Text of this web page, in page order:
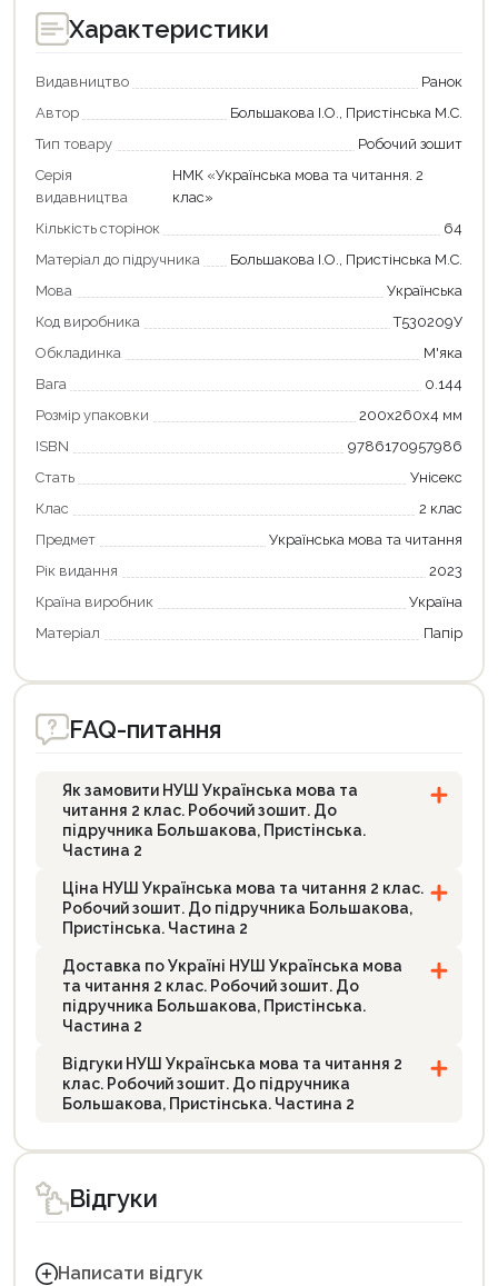
Характеристики
Видавництво
Ранок
Автор
Большакова І.О., Пристінська М.С.
Тип товару
Робочий зошит
Серія
видавництва
НМК «Українська мова та читання. 2
клас»
Кількість сторінок
64
Матеріал до підручника
Большакова І.О., Пристінська М.С.
Мова
Українська
Код виробника
Т530209У
Обкладинка
М'яка
Вага
0.144
Розмір упаковки
200х260х4 мм
ISBN
9786170957986
Стать
Унісекс
Клас
2 клас
Предмет
Українська мова та читання
Рік видання
2023
Країна виробник
Україна
Матеріал
Папір
FAQ-питання
Як замовити НУШ Українська мова та
читання 2 клас. Робочий зошит. До
підручника Большакова, Пристінська.
Частина 2
Ціна НУШ Українська мова та читання 2 клас.
Робочий зошит. До підручника Большакова,
Пристінська. Частина 2
Доставка по Україні НУШ Українська мова
та читання 2 клас. Робочий зошит. До
підручника Большакова, Пристінська.
Частина 2
Відгуки НУШ Українська мова та читання 2
клас. Робочий зошит. До підручника
Большакова, Пристінська. Частина 2
Відгуки
Написати відгук
Продовжити покупки